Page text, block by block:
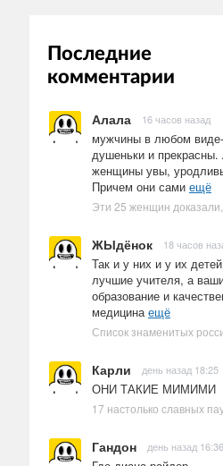
Последние
комментарии
Алала 16 часов назад
мужчины в любом виде-
душеньки и прекрасны.
женщины увы,
Причем они сами ещё
ЖЫдёнок 18 часов
Так и у них и у их
лучшие учителя, а
образование и
медицинаещё
Карли день назад 18:25
ОНИ ТАКИЕ МИМИМИ
Гандон день назад 16:36